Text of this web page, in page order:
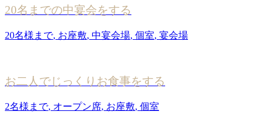
20名までの中宴会をする
20名様まで, お座敷, 中宴会場, 個室, 宴会場
お二人でじっくりお食事をする
2名様まで, オープン席, お座敷, 個室